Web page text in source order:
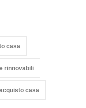
casa
rinnovabili
casa